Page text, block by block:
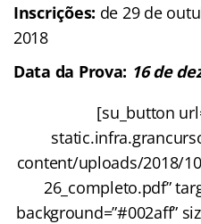
Inscrições: de 29 de
2018
Data da Prova: 16 de
[su_button
content/uploads/2018/
26_completo.pdf”
background=”#002aff”